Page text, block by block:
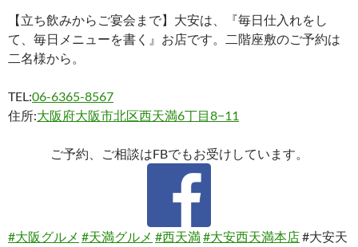
【立ち飲みからご宴会まで】大安は、『毎日仕入れをし
て、毎日メニューを書く』お店です。二階座敷のご予約は
二名様から。
TEL:06-6365-8567
住所:大阪府大阪市北区西天満6丁目8−11
ご予約、ご相談はFBでもお受けしています。
#大阪グルメ #天満グルメ #西天満#大安西天満本店#大安天